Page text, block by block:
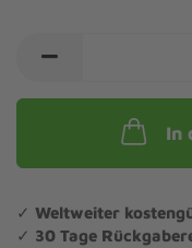
In
✓ Weltweiter
✓ 30 Tage